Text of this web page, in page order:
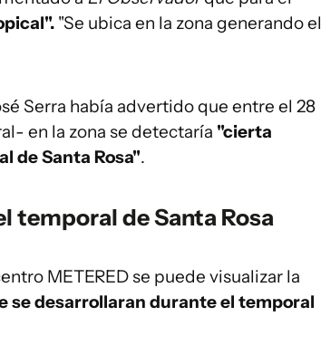
"Se ubica en la zona generando el
Serra había advertido que entre el 28
en la zona se detectaría "cierta
de Santa Rosa".
temporal de Santa Rosa
METERED se puede visualizar la
se desarrollaran durante el temporal